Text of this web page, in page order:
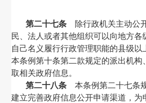
第二十七条 除行政机关主动公
民、法人或者其他组织可以向地方各
自己名义履行行政管理职能的县级以
本条例第十条第二款规定的派出机构
取相关政府信息。
第二十八条 本条例第二十七条
建立完善政府信息公开申请渠道，为